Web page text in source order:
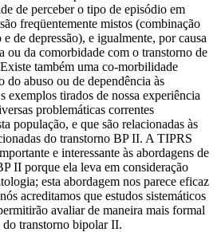
de perceber o tipo de episódio em
freqüentemente mistos (combinação
de depressão), e igualmente, por causa
ou da comorbidade com o transtorno de
também uma co-morbilidade
do abuso ou de dependência às
exemplos tirados de nossa experiência
problemáticas correntes
população, e que são relacionadas às
do transtorno BP II. A TIPRS
e interessante às abordagens de
II porque ela leva em consideração
esta abordagem nos parece eficaz
acreditamos que estudos sistemáticos
avaliar de maneira mais formal
do transtorno bipolar II.